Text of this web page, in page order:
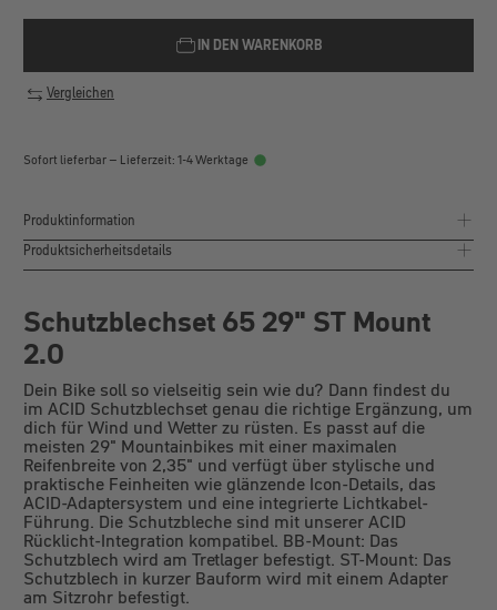
IN DEN WARENKORB
Vergleichen
Sofort lieferbar – Lieferzeit: 1-4 Werktage
Produktinformation
Produktsicherheitsdetails
Schutzblechset 65 29" ST Mount
2.0
Dein Bike soll so vielseitig sein wie du? Dann findest du
im ACID Schutzblechset genau die richtige Ergänzung, um
dich für Wind und Wetter zu rüsten. Es passt auf die
meisten 29" Mountainbikes mit einer maximalen
Reifenbreite von 2,35" und verfügt über stylische und
praktische Feinheiten wie glänzende Icon-Details, das
ACID-Adaptersystem und eine integrierte Lichtkabel-
Führung. Die Schutzbleche sind mit unserer ACID
Rücklicht-Integration kompatibel. BB-Mount: Das
Schutzblech wird am Tretlager befestigt. ST-Mount: Das
Schutzblech in kurzer Bauform wird mit einem Adapter
am Sitzrohr befestigt.